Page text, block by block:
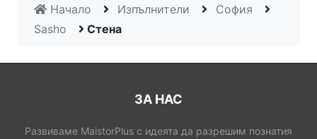
Начало Изпълнители
София
Sasho
Стена
ЗА НАС
Развиваме MaistorPlus с идеята да разрешим познатия